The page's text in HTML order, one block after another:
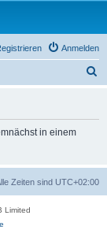
Anmelden
in einem
Zeiten sind UTC+02:00
Limited